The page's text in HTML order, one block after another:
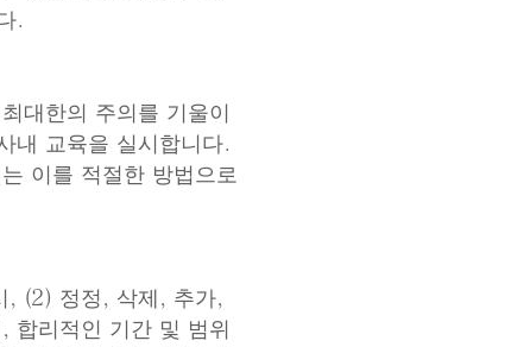
.
대한의 주의를 기울이
내 교육을 실시합니다.
이를 적절한 방법으로
, (2) 정정, 삭제, 추가,
합리적인 기간 및 범위